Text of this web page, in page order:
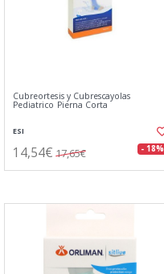
Cubreortesis y Cubrescayolas
Pediatrico Pierna Corta
ESI
14,54€ 17,65€ - 18%